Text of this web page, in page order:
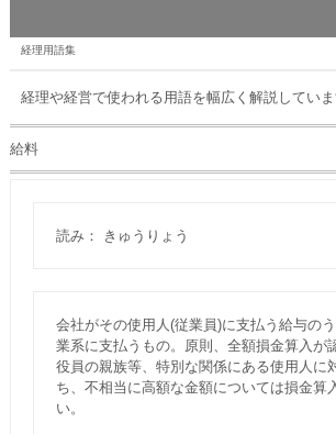
経理用語集
経理や経営で使われる用語を幅広く解説していま
給料
読み： きゅうりょう
会社がその使用人(従業員)に支払う給与の
業系に支払うもの。原則、全額損金算入が
役員の親族等、特別な関係にある使用人に
ち、不相当に高額な金額については損金算
い。